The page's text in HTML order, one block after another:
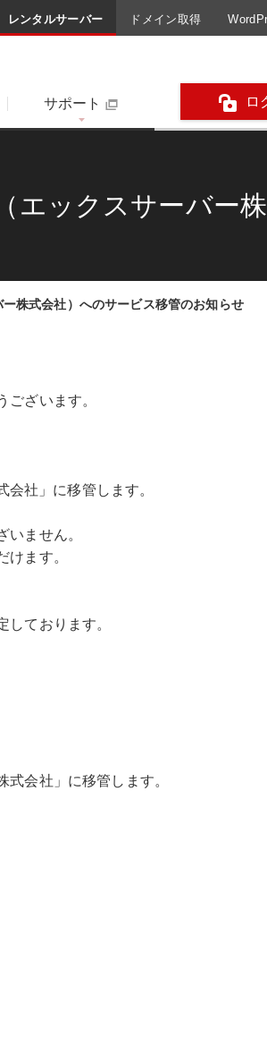
レンタルサーバー ドメイン取得
サポート ロ
エックスサーバー
株式会社）へのサービス移管のお知らせ
ざいます。
社」に移管します。
ません。
ます。
ております。
会社」に移管します。